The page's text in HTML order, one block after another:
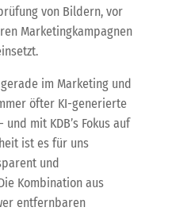
von Bildern, vor
Marketingkampagnen
im Marketing und
öfter KI-generierte
mit KDB’s Fokus auf
ist es für uns
und
Kombination aus
entfernbaren